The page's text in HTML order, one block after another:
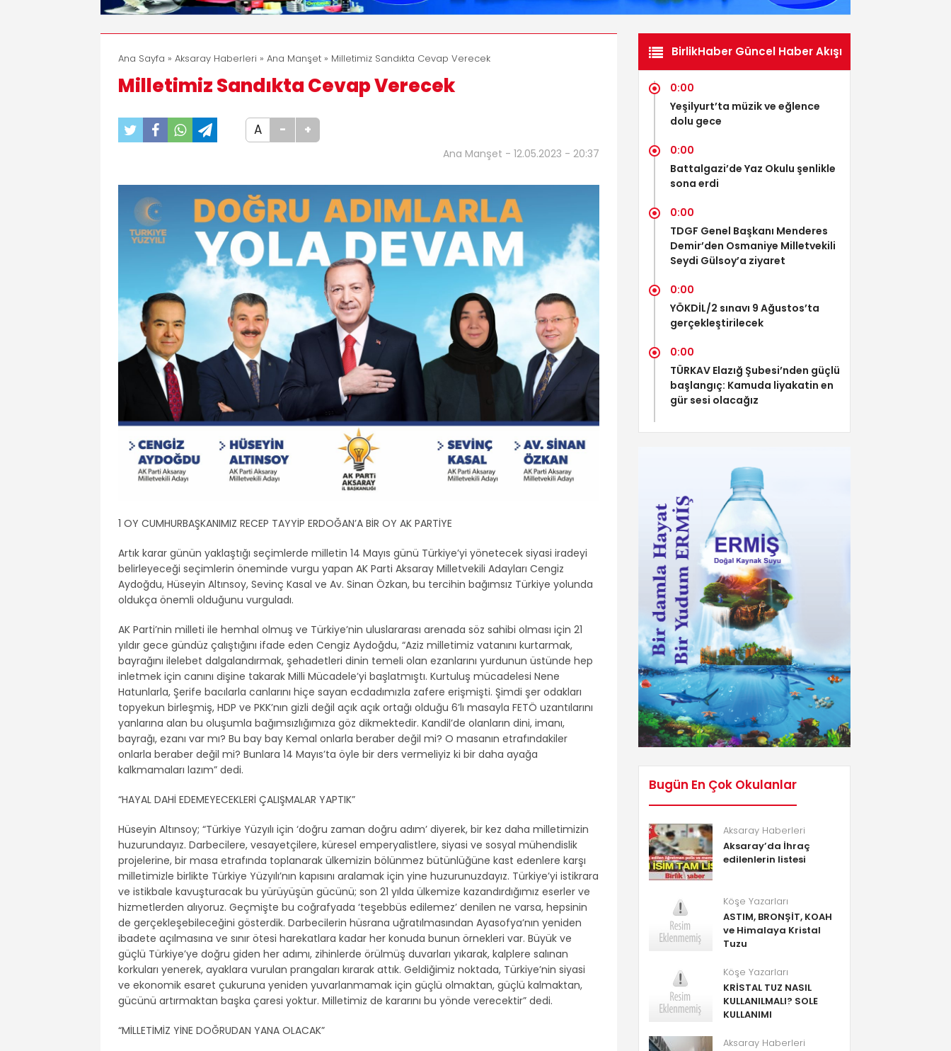
Ana Sayfa » Aksaray Haberleri » Ana Manşet » Milletimiz Sandıkta Cevap Verecek
Milletimiz Sandıkta Cevap Verecek
A - +
Ana Manşet - 12.05.2023 - 20:37
1 OY CUMHURBAŞKANIMIZ RECEP TAYYİP ERDOĞAN’A BİR OY AK PARTİYE
Artık karar günün yaklaştığı seçimlerde milletin 14 Mayıs günü Türkiye’yi yönetecek siyasi iradeyi
belirleyeceği seçimlerin öneminde vurgu yapan AK Parti Aksaray Milletvekili Adayları Cengiz
Aydoğdu, Hüseyin Altınsoy, Sevinç Kasal ve Av. Sinan Özkan, bu tercihin bağımsız Türkiye yolunda
oldukça önemli olduğunu vurguladı.
AK Parti’nin milleti ile hemhal olmuş ve Türkiye’nin uluslararası arenada söz sahibi olması için 21
yıldır gece gündüz çalıştığını ifade eden Cengiz Aydoğdu, “Aziz milletimiz vatanını kurtarmak,
bayrağını ilelebet dalgalandırmak, şehadetleri dinin temeli olan ezanlarını yurdunun üstünde hep
inletmek için canını dişine takarak Milli Mücadele’yi başlatmıştı. Kurtuluş mücadelesi Nene
Hatunlarla, Şerife bacılarla canlarını hiçe sayan ecdadımızla zafere erişmişti. Şimdi şer odakları
topyekun birleşmiş, HDP ve PKK’nın gizli değil açık açık ortağı olduğu 6’lı masayla FETÖ uzantılarını
yanlarına alan bu oluşumla bağımsızlığımıza göz dikmektedir. Kandil’de olanların dini, imanı,
bayrağı, ezanı var mı? Bu bay bay Kemal onlarla beraber değil mi? O masanın etrafındakiler
onlarla beraber değil mi? Bunlara 14 Mayıs’ta öyle bir ders vermeliyiz ki bir daha ayağa
kalkmamaları lazım” dedi.
“HAYAL DAHİ EDEMEYECEKLERİ ÇALIŞMALAR YAPTIK”
Hüseyin Altınsoy; “Türkiye Yüzyılı için ‘doğru zaman doğru adım’ diyerek, bir kez daha milletimizin
huzurundayız. Darbecilere, vesayetçilere, küresel emperyalistlere, siyasi ve sosyal mühendislik
projelerine, bir masa etrafında toplanarak ülkemizin bölünmez bütünlüğüne kast edenlere karşı
milletimizle birlikte Türkiye Yüzyılı’nın kapısını aralamak için yine huzurunuzdayız. Türkiye’yi istikrara
ve istikbale kavuşturacak bu yürüyüşün gücünü; son 21 yılda ülkemize kazandırdığımız eserler ve
hizmetlerden alıyoruz. Geçmişte bu coğrafyada ‘teşebbüs edilemez’ denilen ne varsa, hepsinin
de gerçekleşebileceğini gösterdik. Darbecilerin hüsrana uğratılmasından Ayasofya’nın yeniden
ibadete açılmasına ve sınır ötesi harekatlara kadar her konuda bunun örnekleri var. Büyük ve
güçlü Türkiye’ye doğru giden her adımı, zihinlerde örülmüş duvarları yıkarak, kalplere salınan
korkuları yenerek, ayaklara vurulan prangaları kırarak attık. Geldiğimiz noktada, Türkiye’nin siyasi
ve ekonomik esaret çukuruna yeniden yuvarlanmamak için güçlü olmaktan, güçlü kalmaktan,
gücünü artırmaktan başka çaresi yoktur. Milletimiz de kararını bu yönde verecektir” dedi.
“MİLLETİMİZ YİNE DOĞRUDAN YANA OLACAK”
BirlikHaber Güncel Haber Akışı
0:00
Yeşilyurt’ta müzik ve eğlence
dolu gece
0:00
Battalgazi’de Yaz Okulu şenlikle
sona erdi
0:00
TDGF Genel Başkanı Menderes
Demir’den Osmaniye Milletvekili
Seydi Gülsoy’a ziyaret
0:00
YÖKDİL/2 sınavı 9 Ağustos’ta
gerçekleştirilecek
0:00
TÜRKAV Elazığ Şubesi’nden güçlü
başlangıç: Kamuda liyakatin en
gür sesi olacağız
Bugün En Çok Okulanlar
Aksaray Haberleri
Aksaray’da İhraç
edilenlerin listesi
Köşe Yazarları
ASTIM, BRONŞİT, KOAH
ve Himalaya Kristal
Tuzu
Köşe Yazarları
KRİSTAL TUZ NASIL
KULLANILMALI? SOLE
KULLANIMI
Aksaray Haberleri